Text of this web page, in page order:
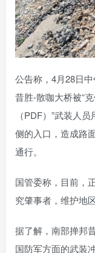
公告称，4月28日
昔胜-散咖大桥被“
（PDF）”武装人
侧的入口，造成路
通行。
国管委称，目前，
究肇事者，维护地
据了解，南部掸邦
国防军方面的武装